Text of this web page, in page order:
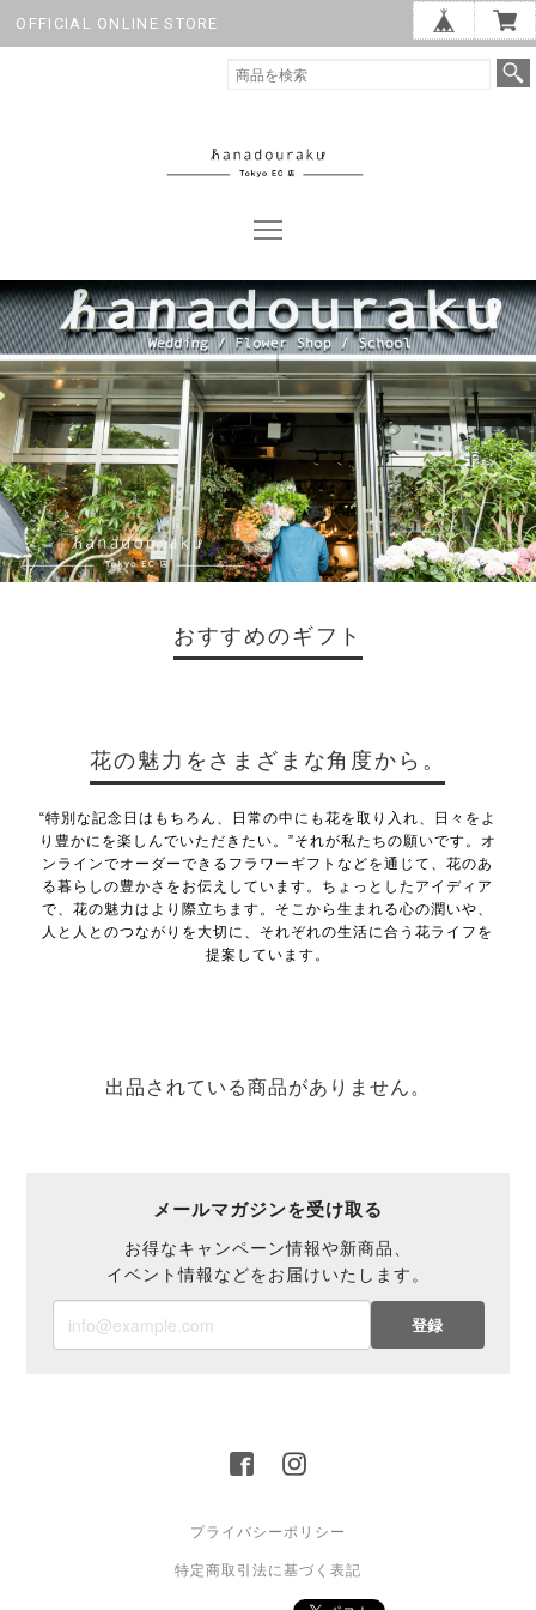
OFFICIAL ONLINE STORE
おすすめのギフト
花の魅力をさまざまな角度から。
“特別な記念日はもちろん、日常の中にも花を取り入れ、日々をよ
り豊かにを楽しんでいただきたい。”それが私たちの願いです。オ
ンラインでオーダーできるフラワーギフトなどを通じて、花のあ
る暮らしの豊かさをお伝えしています。ちょっとしたアイディア
で、花の魅力はより際立ちます。そこから生まれる心の潤いや、
人と人とのつながりを大切に、それぞれの生活に合う花ライフを
提案しています。
出品されている商品がありません。
メールマガジンを受け取る
お得なキャンペーン情報や新商品、
イベント情報などをお届けいたします。
登録
プライバシーポリシー
特定商取引法に基づく表記